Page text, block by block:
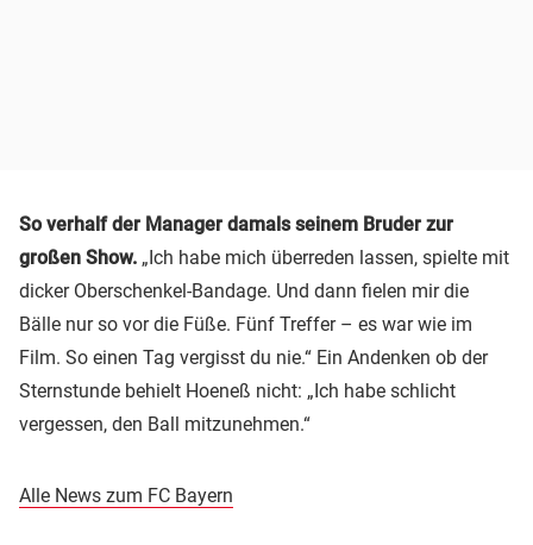
So verhalf der Manager damals seinem Bruder zur
großen Show. „Ich habe mich überreden lassen, spielte mit
dicker Oberschenkel-Bandage. Und dann fielen mir die
Bälle nur so vor die Füße. Fünf Treffer – es war wie im
Film. So einen Tag vergisst du nie.“ Ein Andenken ob der
Sternstunde behielt Hoeneß nicht: „Ich habe schlicht
vergessen, den Ball mitzunehmen.“
Alle News zum FC Bayern